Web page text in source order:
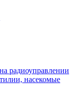
радиоуправлении
насекомые